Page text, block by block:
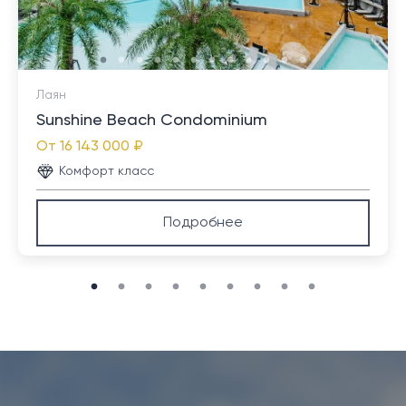
24-часовая охрана
Описание:
популярном месте, в нескольких минутах ходьбы от
Лаян
Sunshine Beach Condominium
От 16 143 000 ₽
Комфорт класс
Подробнее